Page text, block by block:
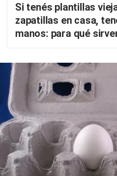
Si tenés plantillas
zapatillas en casa,
manos: para qué